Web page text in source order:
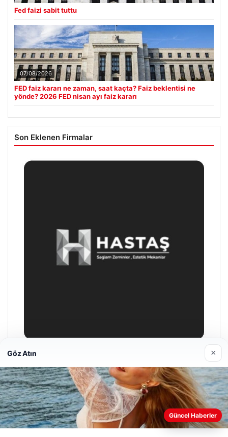
Fed faizi sabit tuttu
07/08/2026
FED faiz kararı ne zaman, saat kaçta? Faiz beklentisi ne
yönde? 2026 FED nisan ayı faiz kararı
Son Eklenen Firmalar
29/04/2026
Web sitemizi nasıl kullandığınızı daha iyi anlayabilmek,
deneyiminizi kişiselleştirmek ve geliştirmek amacıyla çerezler
Göz Atın ×
Güncel Haberler